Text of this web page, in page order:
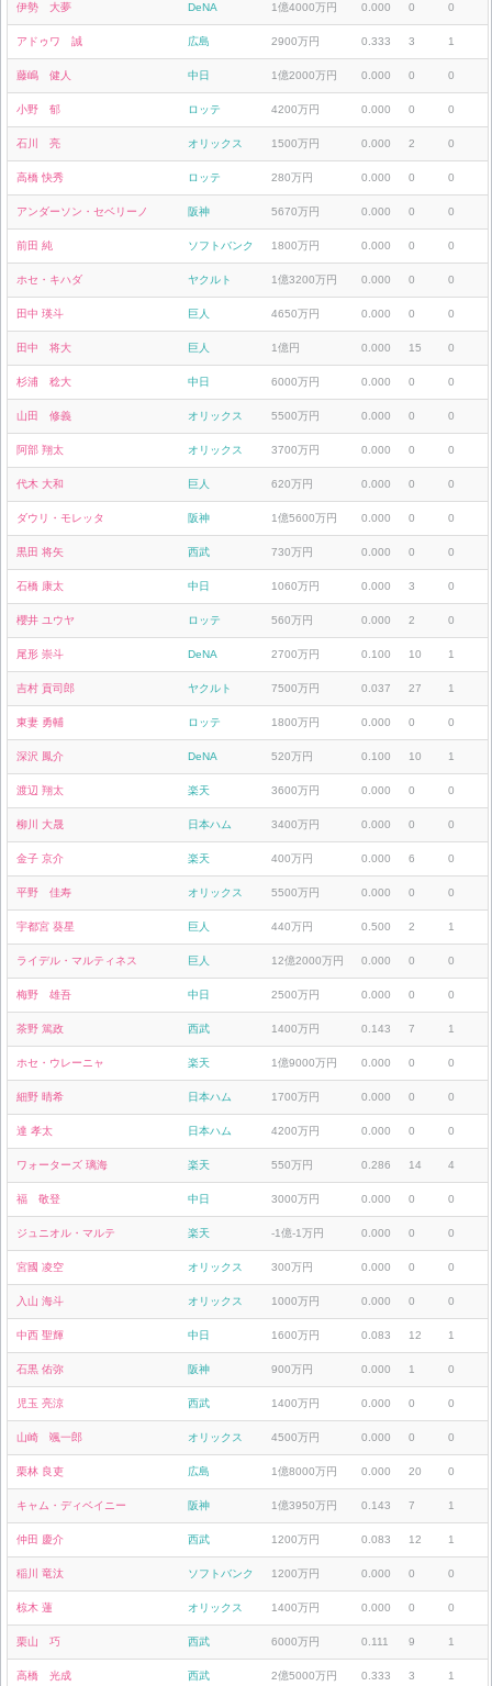
伊勢 大夢 DeNA 1億4000万円 0.000 0 0
アドゥワ 誠 広島 2900万円 0.333 3 1
藤嶋 健人 中日 1億2000万円 0.000 0 0
小野 郁 ロッテ 4200万円 0.000 0 0
石川 亮 オリックス 1500万円 0.000 2 0
高橋 快秀 ロッテ 280万円 0.000 0 0
アンダーソン・セベリーノ 阪神 5670万円 0.000 0 0
前田 純 ソフトバンク 1800万円 0.000 0 0
ホセ・キハダ ヤクルト 1億3200万円 0.000 0 0
田中 瑛斗 巨人 4650万円 0.000 0 0
田中 将大 巨人 1億円 0.000 15 0
杉浦 稔大 中日 6000万円 0.000 0 0
山田 修義 オリックス 5500万円 0.000 0 0
阿部 翔太 オリックス 3700万円 0.000 0 0
代木 大和 巨人 620万円 0.000 0 0
ダウリ・モレッタ 阪神 1億5600万円 0.000 0 0
黒田 将矢 西武 730万円 0.000 0 0
石橋 康太 中日 1060万円 0.000 3 0
櫻井 ユウヤ ロッテ 560万円 0.000 2 0
尾形 崇斗 DeNA 2700万円 0.100 10 1
吉村 貢司郎 ヤクルト 7500万円 0.037 27 1
東妻 勇輔 ロッテ 1800万円 0.000 0 0
深沢 鳳介 DeNA 520万円 0.100 10 1
渡辺 翔太 楽天 3600万円 0.000 0 0
柳川 大晟 日本ハム 3400万円 0.000 0 0
金子 京介 楽天 400万円 0.000 6 0
平野 佳寿 オリックス 5500万円 0.000 0 0
宇都宮 葵星 巨人 440万円 0.500 2 1
ライデル・マルティネス 巨人 12億2000万円 0.000 0 0
梅野 雄吾 中日 2500万円 0.000 0 0
茶野 篤政 西武 1400万円 0.143 7 1
ホセ・ウレーニャ 楽天 1億9000万円 0.000 0 0
細野 晴希 日本ハム 1700万円 0.000 0 0
達 孝太 日本ハム 4200万円 0.000 0 0
ワォーターズ 璃海 楽天 550万円 0.286 14 4
福 敬登 中日 3000万円 0.000 0 0
ジュニオル・マルテ 楽天 -1億-1万円 0.000 0 0
宮國 凌空 オリックス 300万円 0.000 0 0
入山 海斗 オリックス 1000万円 0.000 0 0
中西 聖輝 中日 1600万円 0.083 12 1
石黒 佑弥 阪神 900万円 0.000 1 0
児玉 亮涼 西武 1400万円 0.000 0 0
山崎 颯一郎 オリックス 4500万円 0.000 0 0
栗林 良吏 広島 1億8000万円 0.000 20 0
キャム・ディベイニー 阪神 1億3950万円 0.143 7 1
仲田 慶介 西武 1200万円 0.083 12 1
稲川 竜汰 ソフトバンク 1200万円 0.000 0 0
椋木 蓮 オリックス 1400万円 0.000 0 0
栗山 巧 西武 6000万円 0.111 9 1
高橋 光成 西武 2億5000万円 0.333 3 1